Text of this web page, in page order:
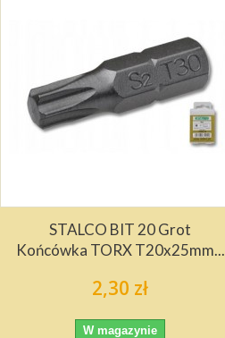
STALCO BIT 20 Grot
Końcówka TORX T20x25mm...
2,30 zł
W magazynie